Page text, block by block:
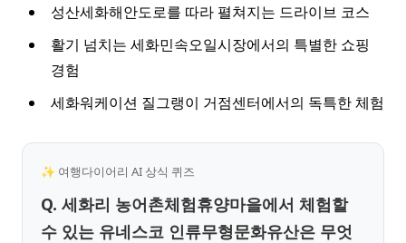
성산세화해안도로를 따라 펼쳐지는 드라이브 코스
활기 넘치는 세화민속오일시장에서의 특별한 쇼핑
경험
세화워케이션 질그랭이 거점센터에서의 독특한 체험
✨ 여행다이어리 AI 상식 퀴즈
Q. 세화리 농어촌체험휴양마을에서 체험할
수 있는 유네스코 인류무형문화유산은 무엇